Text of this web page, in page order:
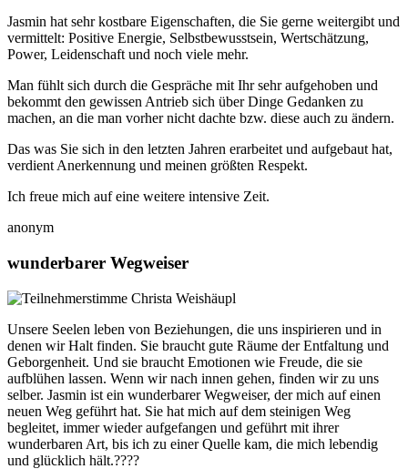
Jasmin hat sehr kostbare Eigenschaften, die Sie gerne weitergibt und
vermittelt: Positive Energie, Selbstbewusstsein, Wertschätzung,
Power, Leidenschaft und noch viele mehr.
Man fühlt sich durch die Gespräche mit Ihr sehr aufgehoben und
bekommt den gewissen Antrieb sich über Dinge Gedanken zu
machen, an die man vorher nicht dachte bzw. diese auch zu ändern.
Das was Sie sich in den letzten Jahren erarbeitet und aufgebaut hat,
verdient Anerkennung und meinen größten Respekt.
Ich freue mich auf eine weitere intensive Zeit.
anonym
wunderbarer Wegweiser
Unsere Seelen leben von Beziehungen, die uns inspirieren und in
denen wir Halt finden. Sie braucht gute Räume der Entfaltung und
Geborgenheit. Und sie braucht Emotionen wie Freude, die sie
aufblühen lassen. Wenn wir nach innen gehen, finden wir zu uns
selber. Jasmin ist ein wunderbarer Wegweiser, der mich auf einen
neuen Weg geführt hat. Sie hat mich auf dem steinigen Weg
begleitet, immer wieder aufgefangen und geführt mit ihrer
wunderbaren Art, bis ich zu einer Quelle kam, die mich lebendig
und glücklich hält.????